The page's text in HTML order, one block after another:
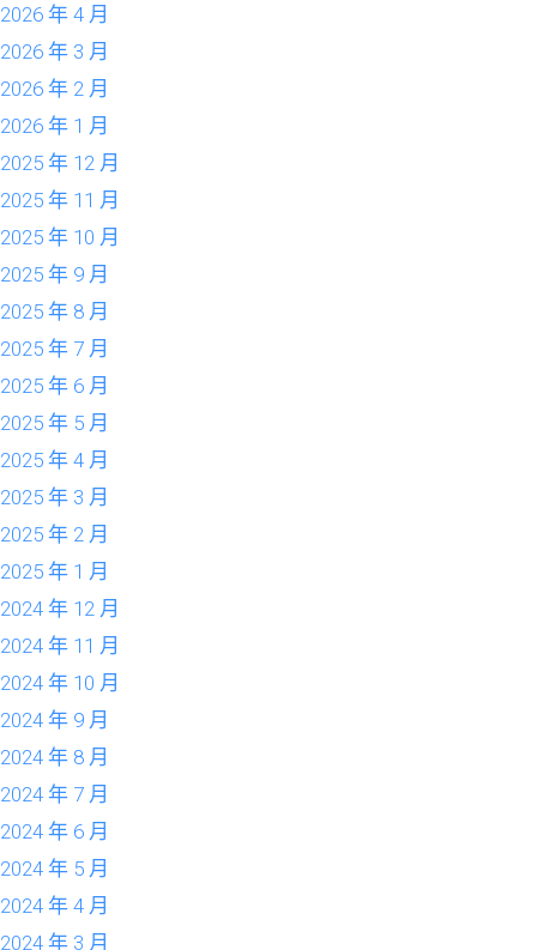
2026 年 4 月
2026 年 3 月
2026 年 2 月
2026 年 1 月
2025 年 12 月
2025 年 11 月
2025 年 10 月
2025 年 9 月
2025 年 8 月
2025 年 7 月
2025 年 6 月
2025 年 5 月
2025 年 4 月
2025 年 3 月
2025 年 2 月
2025 年 1 月
2024 年 12 月
2024 年 11 月
2024 年 10 月
2024 年 9 月
2024 年 8 月
2024 年 7 月
2024 年 6 月
2024 年 5 月
2024 年 4 月
2024 年 3 月